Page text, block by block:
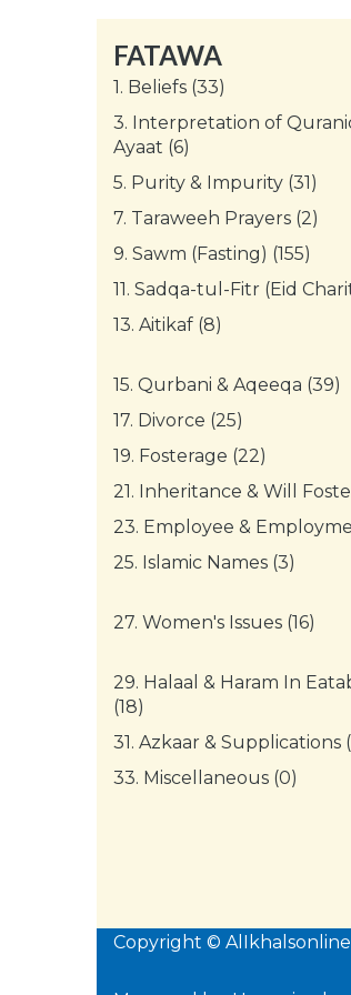
FATAWA
1. Beliefs (33)
3. Interpretation of
Ayaat (6)
5. Purity & Impurity (31)
7. Taraweeh Prayers (2)
9. Sawm (Fasting) (155)
11. Sadqa-tul-Fitr (Eid
13. Aitikaf (8)
15. Qurbani & Aqeeqa (39)
17. Divorce (25)
19. Fosterage (22)
21. Inheritance & Will
23. Employee &
25. Islamic Names (3)
27. Women's Issues (16)
29. Halaal & Haram In
(18)
31. Azkaar & Supplications
33. Miscellaneous (0)
Copyright ©